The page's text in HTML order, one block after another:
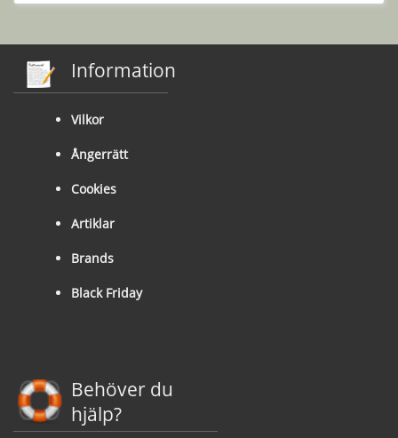
Information
Vilkor
Ångerrätt
Cookies
Artiklar
Brands
Black Friday
Behöver du
hjälp?